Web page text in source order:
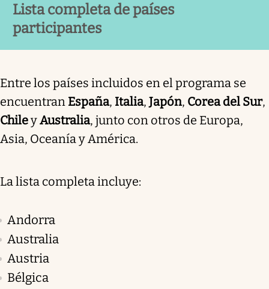
Lista completa de países
participantes
Entre los países incluidos en el programa se
encuentran España, Italia, Japón, Corea del Sur,
ChileyAustralia, junto con otros de Europa,
Asia, Oceanía y América.
La lista completa incluye:
Andorra
Australia
Austria
Bélgica